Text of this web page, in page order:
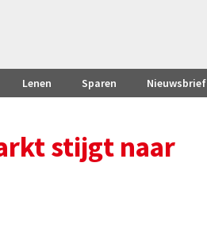
Lenen Sparen Nieuwsbrief
stijgt naar